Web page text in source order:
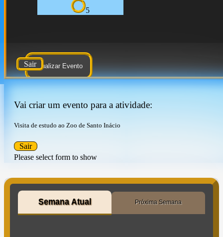
5
Atualizar Evento
Sair
Vai criar um evento para a atividade:
Visita de estudo ao Zoo de Santo Inácio
Please select form to show
Sair
Semana Atual Próxima Semana